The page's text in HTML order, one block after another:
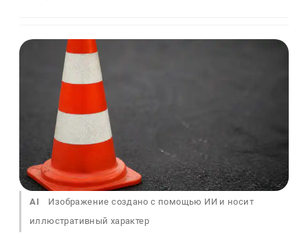
AI
Изображение создано с помощью ИИ и носит
иллюстративный характер